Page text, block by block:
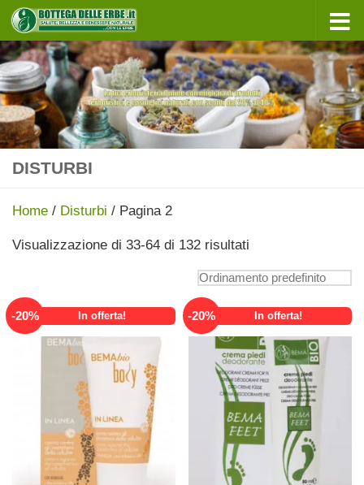
Sotto il contenuto
DISTURBI
Home / Disturbi / Pagina 2
Visualizzazione di 33-64 di 132 risultati
-20% In offerta! -20% In offerta!